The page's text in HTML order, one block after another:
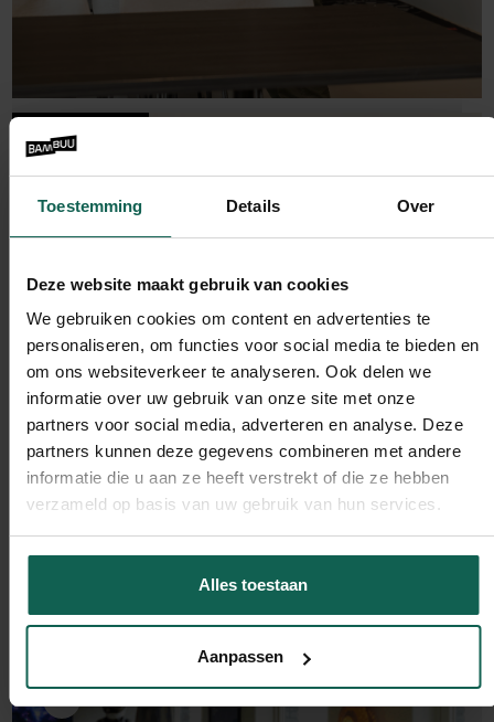
Toestemming Details Over
Deze website maakt gebruik van cookies
We gebruiken cookies om content en advertenties te
personaliseren, om functies voor social media te bieden en
om ons websiteverkeer te analyseren. Ook delen we
informatie over uw gebruik van onze site met onze
partners voor social media, adverteren en analyse. Deze
partners kunnen deze gegevens combineren met andere
informatie die u aan ze heeft verstrekt of die ze hebben
verzameld op basis van uw gebruik van hun services.
Alles toestaan
Aanpassen
De mythe van de B2B-buyer journey
Groeisleutel
Iedereen haat chatbots